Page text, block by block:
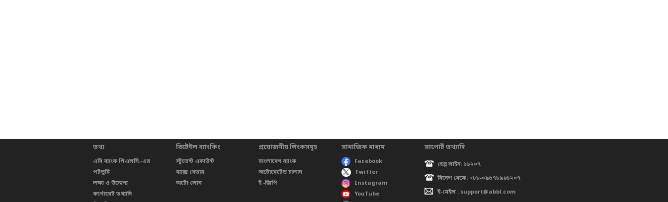
তথ্য
এবি ব্যাংক পিএলসি.-এর
পটভূমি
লক্ষ্য ও উদ্দেশ্য
কর্পোরেট তথ্যাদি
রিটেইল ব্যাংকিং
স্টুডেন্ট একাউন্ট
ম্যাক্স সেভার
অটো লোন
প্রয়োজনীয় লিংকসমূহ
বাংলাদেশ ব্যাংক
অটোমেটেড চালান
ই -জিপি
সামাজিক মাধ্যম
Facebook
Twitter
Instagram
YouTube
সাপোর্ট তথ্যাদি
হেল্প লাইন: ১৬২০৭
বিদেশ থেকে: +৮৮-০৯৬৭৮৯১৬২০৭
ই-মেইল : support@abbl.com